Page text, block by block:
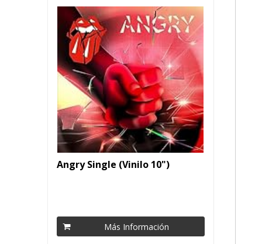
Angry Single (Vinilo 10")
Más Información